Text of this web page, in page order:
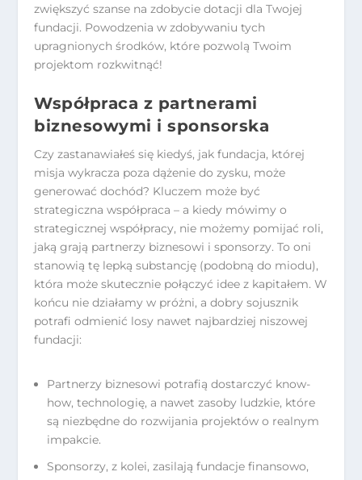
zwiększyć szanse na zdobycie dotacji dla Twojej
fundacji. Powodzenia w zdobywaniu tych
upragnionych środków, które pozwolą Twoim
projektom rozkwitnąć!
Współpraca z partnerami
biznesowymi i sponsorska
Czy zastanawiałeś się kiedyś, jak fundacja, której
misja wykracza poza dążenie do zysku, może
generować dochód? Kluczem może być
strategiczna współpraca – a kiedy mówimy o
strategicznej współpracy, nie możemy pomijać roli,
jaką grają partnerzy biznesowi i sponsorzy. To oni
stanowią tę lepką substancję (podobną do miodu),
która może skutecznie połączyć idee z kapitałem. W
końcu nie działamy w próżni, a dobry sojusznik
potrafi odmienić losy nawet najbardziej niszowej
fundacji:
Partnerzy biznesowi potrafią dostarczyć know-
how, technologię, a nawet zasoby ludzkie, które
są niezbędne do rozwijania projektów o realnym
impakcie.
Sponsorzy, z kolei, zasilają fundacje finansowo,